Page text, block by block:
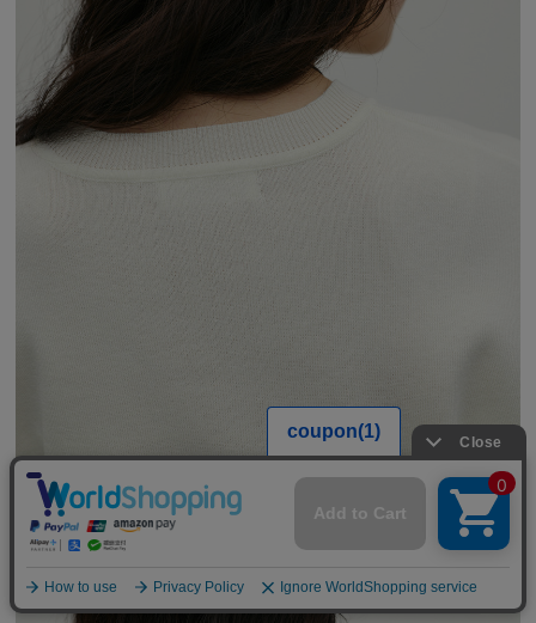
公式LINEアカウント
お友達登録で
詳しくはこちら